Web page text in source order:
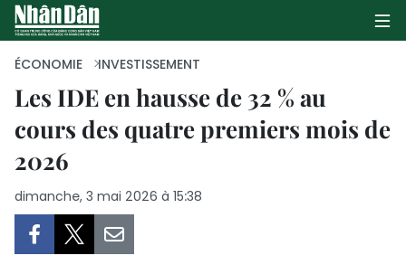
PAGE D'ACCUEIL
ÉCONOMIE INVESTISSEMENT
Les IDE en hausse de 32 % au
cours des quatre premiers mois de
2026
dimanche, 3 mai 2026 à 15:38